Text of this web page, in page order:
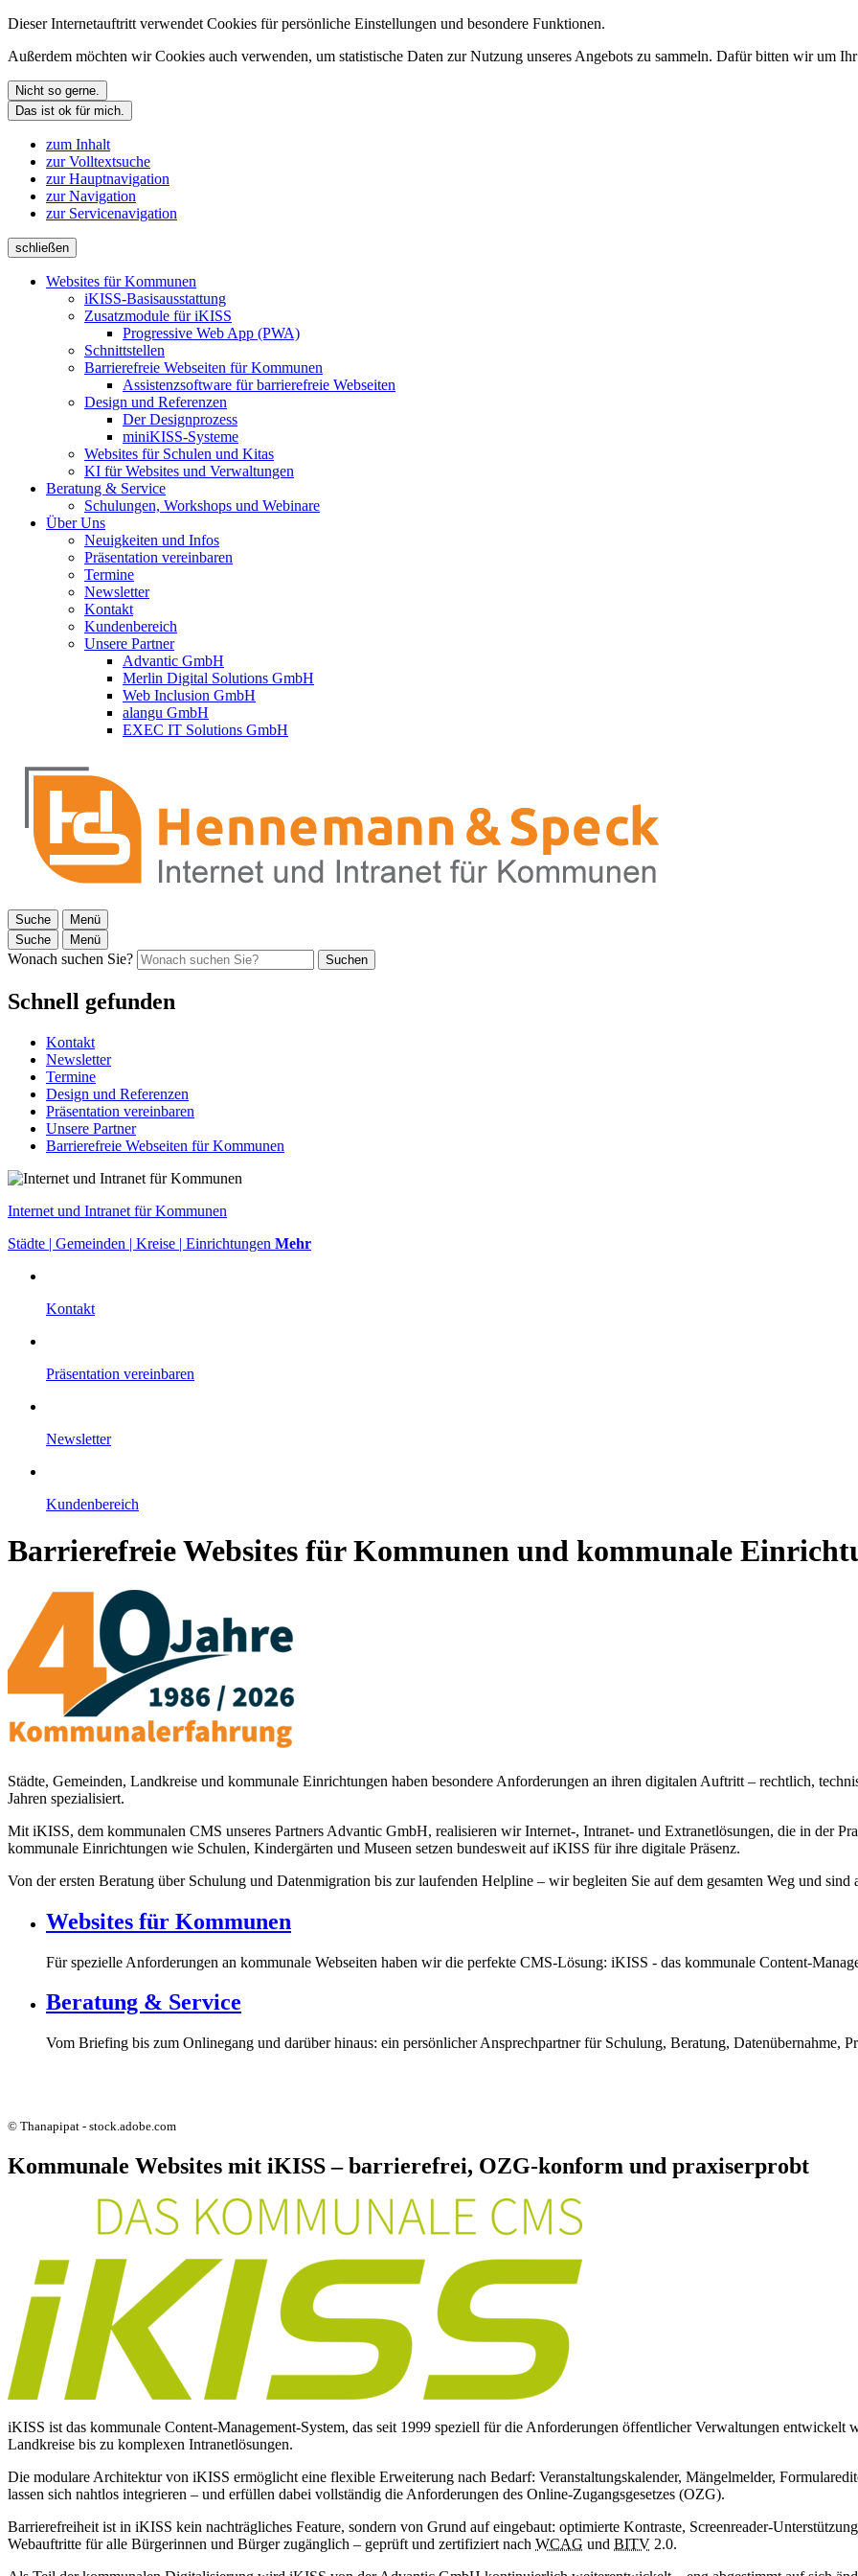
Dieser Internetauftritt verwendet Cookies für persönliche Einstellungen und besondere Funktionen.
Außerdem möchten wir Cookies auch verwenden, um statistische Daten zur Nutzung unseres Angebots zu sammeln. Dafür bitten wir um
Nicht so gerne.
Das ist ok für mich.
zum Inhalt
zur Volltextsuche
zur Hauptnavigation
zur Navigation
zur Servicenavigation
schließen
Websites für Kommunen
iKISS-Basisausstattung
Zusatzmodule für iKISS
Progressive Web App (PWA)
Schnittstellen
Barrierefreie Webseiten für Kommunen
Assistenzsoftware für barrierefreie Webseiten
Design und Referenzen
Der Designprozess
miniKISS-Systeme
Websites für Schulen und Kitas
KI für Websites und Verwaltungen
Beratung & Service
Schulungen, Workshops und Webinare
Über Uns
Neuigkeiten und Infos
Präsentation vereinbaren
Termine
Newsletter
Kontakt
Kundenbereich
Unsere Partner
Advantic GmbH
Merlin Digital Solutions GmbH
Web Inclusion GmbH
alangu GmbH
EXEC IT Solutions GmbH
Suche
Menü
Suche
Menü
Wonach suchen Sie? Suchen
Schnell gefunden
Kontakt
Newsletter
Termine
Design und Referenzen
Präsentation vereinbaren
Unsere Partner
Barrierefreie Webseiten für Kommunen
Internet und Intranet für Kommunen
Städte | Gemeinden | Kreise | Einrichtungen Mehr
Kontakt
Präsentation vereinbaren
Newsletter
Kundenbereich
Barrierefreie Websites für Kommunen und kommunale
Städte, Gemeinden, Landkreise und kommunale Einrichtungen haben besondere Anforderungen an ihren digitalen Auftritt – rechtlich,
Jahren spezialisiert.
Mit iKISS, dem kommunalen CMS unseres Partners Advantic GmbH, realisieren wir Internet-, Intranet- und Extranetlösungen, die in der
kommunale Einrichtungen wie Schulen, Kindergärten und Museen setzen bundesweit auf iKISS für ihre digitale Präsenz.
Von der ersten Beratung über Schulung und Datenmigration bis zur laufenden Helpline – wir begleiten Sie auf dem gesamten Weg und
Websites für Kommunen
Für spezielle Anforderungen an kommunale Webseiten haben wir die perfekte CMS-Lösung: iKISS - das kommunale Content-
Beratung & Service
Vom Briefing bis zum Onlinegang und darüber hinaus: ein persönlicher Ansprechpartner für Schulung, Beratung, Datenübernahme,
© Thanapipat - stock.adobe.com
Kommunale Websites mit iKISS – barrierefrei, OZG-konform und praxiserprobt
iKISS ist das kommunale Content-Management-System, das seit 1999 speziell für die Anforderungen öffentlicher Verwaltungen entwickelt
Landkreise bis zu komplexen Intranetlösungen.
Die modulare Architektur von iKISS ermöglicht eine flexible Erweiterung nach Bedarf: Veranstaltungskalender, Mängelmelder,
lassen sich nahtlos integrieren – und erfüllen dabei vollständig die Anforderungen des Online-Zugangsgesetzes (OZG).
Barrierefreiheit ist in iKISS kein nachträgliches Feature, sondern von Grund auf eingebaut: optimierte Kontraste, Screenreader-
Webauftritte für alle Bürgerinnen und Bürger zugänglich – geprüft und zertifiziert nach WCAG und BITV 2.0.